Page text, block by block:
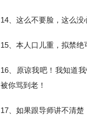
14、这么不要脸，这么没
15、本人口儿重，拟禁绝
16、原谅我吧！我知道
被你骂到老！
17、如果跟导师讲不清楚